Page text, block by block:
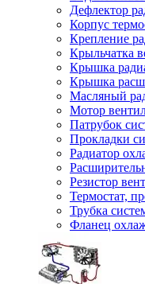
Дефлектор
Корпус
Крепление
Крыльчатка
Крышка
Крышка
Масляный
Мотор
Патрубок
Прокладки
Радиатор
Резистор
Термостат,
Трубка
Фланец